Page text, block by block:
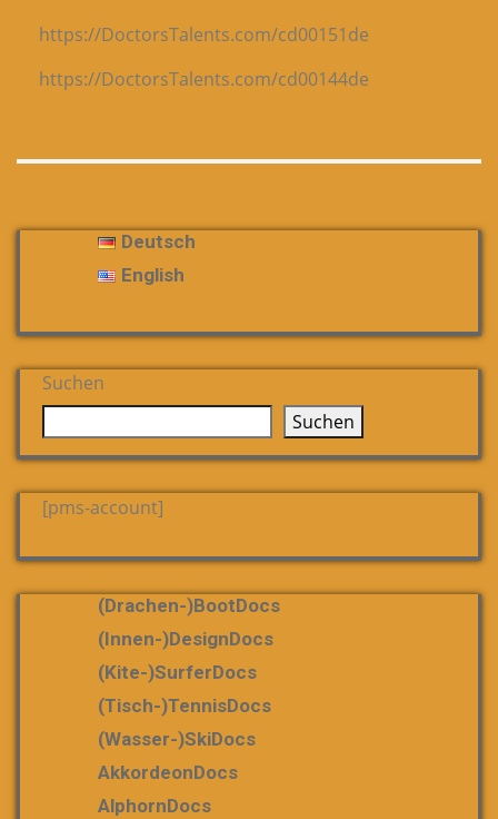
https://DoctorsTalents.com/cd00151de
https://DoctorsTalents.com/cd00144de
Deutsch
English
Suchen
Suchen
[pms-account]
(Drachen-)bootDocs
(Innen-)DesignDocs
(Kite-)SurferDocs
(Tisch-)TennisDocs
(Wasser-)SkiDocs
AkkordeonDocs
AlphornDocs